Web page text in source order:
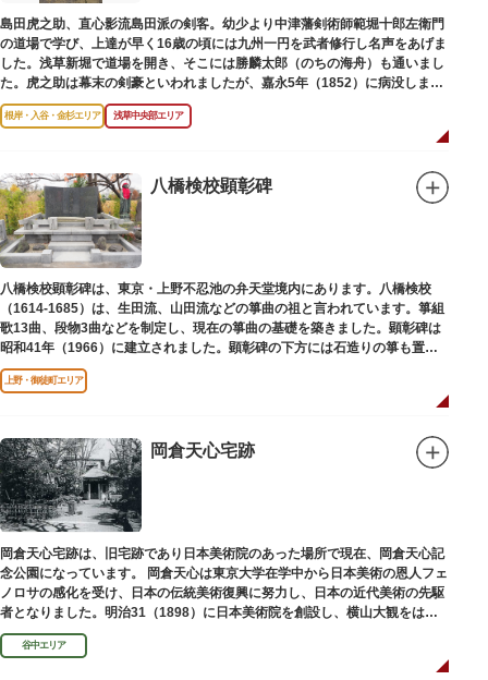
島田虎之助、直心影流島田派の剣客。幼少より中津藩剣術師範堀十郎左衛門
の道場で学び、上達が早く16歳の頃には九州一円を武者修行し名声をあげま
した。浅草新堀で道場を開き、そこには勝麟太郎（のちの海舟）も通いまし
た。虎之助は幕末の剣豪といわれましたが、嘉永5年（1852）に病没しまし
た。お墓は正定寺（しょうじょうじ）にあります。
根岸・入谷・金杉エリア 浅草中央部エリア
八橋検校顕彰碑
八橋検校顕彰碑は、東京・上野不忍池の弁天堂境内にあります。八橋検校
（1614-1685）は、生田流、山田流などの箏曲の祖と言われています。箏組
歌13曲、段物3曲などを制定し、現在の箏曲の基礎を築きました。顕彰碑は
昭和41年（1966）に建立されました。顕彰碑の下方には石造りの箏も置か
れています。
上野・御徒町エリア
岡倉天心宅跡
岡倉天心宅跡は、旧宅跡であり日本美術院のあった場所で現在、岡倉天心記
念公園になっています。 岡倉天心は東京大学在学中から日本美術の恩人フェ
ノロサの感化を受け、日本の伝統美術復興に努力し、日本の近代美術の先駆
者となりました。明治31（1898）に日本美術院を創設し、横山大観をはじ
め優れた画家を世に送り出しました。
谷中エリア